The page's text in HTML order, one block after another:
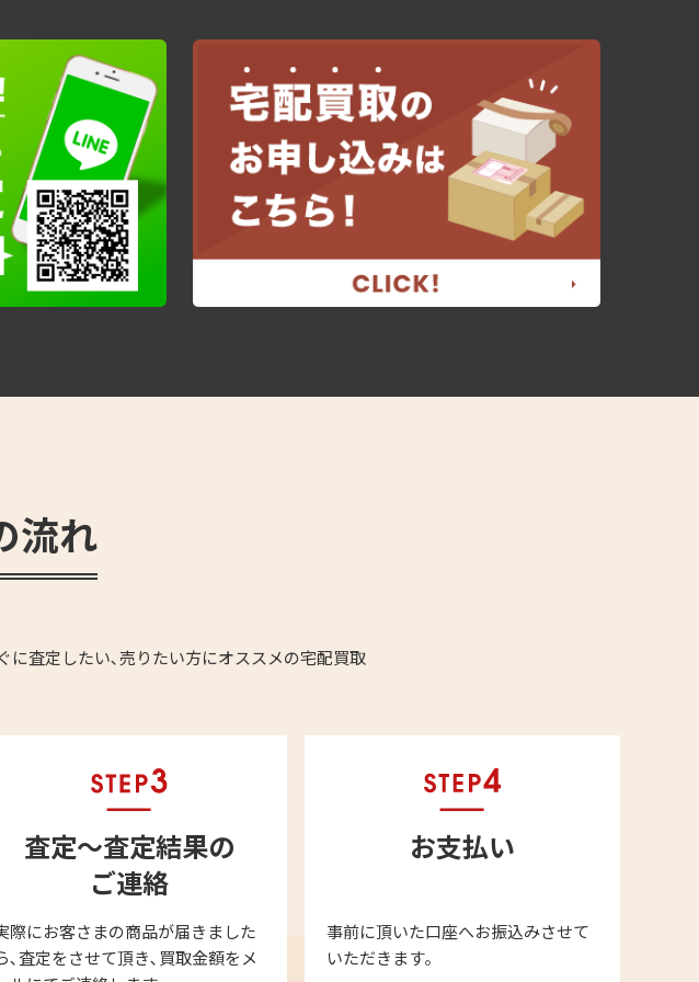
流れ
査定したい､売りたい方にオススメの宅配買取
査定～査定結果の
ご連絡
際にお客さまの商品が届きました
､査定をさせて頂き､買取金額をメ
お支払い
事前に頂いた口座へお振込みさせて
いただきます。